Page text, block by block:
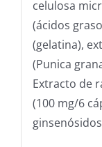
celulosa
(ácidos
(gelatina),
(Punica
Extracto de
(100 mg/6